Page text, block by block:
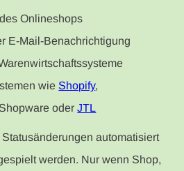
Onlineshops
E-Mail-Benachrichtigung
wie Shopify,
oderJTL
automatisiert
werden. Nur wenn Shop,